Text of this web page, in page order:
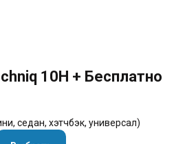
10H + Бесплатно
седан, хэтчбэк, универсал)